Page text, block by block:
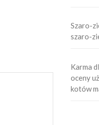
Szaro-
szaro-
Karma
oceny
kotów